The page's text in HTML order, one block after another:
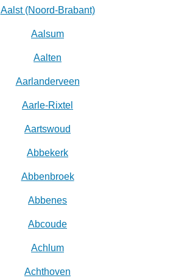
Aalst (Noord-Brabant)
Aalsum
Aalten
Aarlanderveen
Aarle-Rixtel
Aartswoud
Abbekerk
Abbenbroek
Abbenes
Abcoude
Achlum
Achthoven